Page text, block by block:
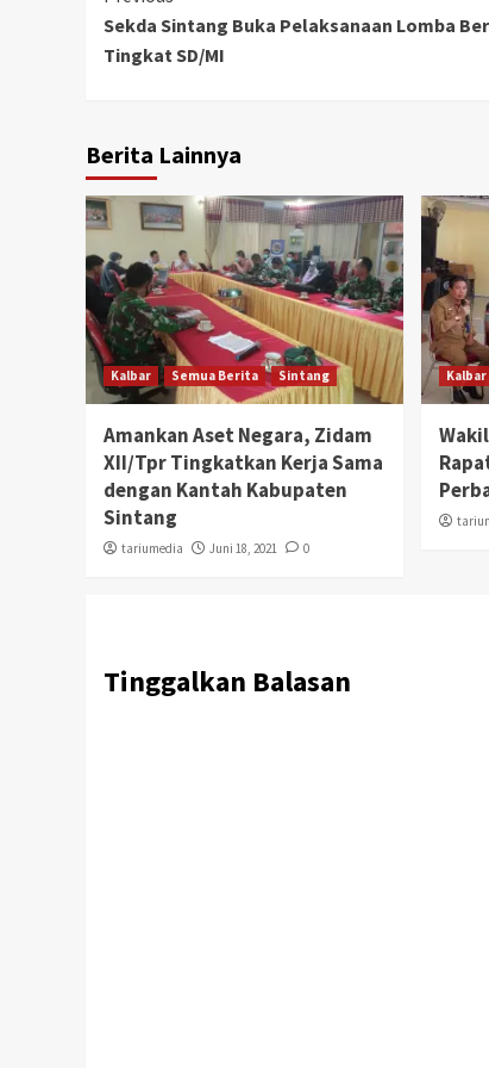
Reading
Sekda Sintang Buka Pelaksanaan Lomba
Tingkat SD/MI
Berita Lainnya
Kalbar Semua Berita Sintang
Amankan Aset Negara, Zidam
XII/Tpr Tingkatkan Kerja Sama
dengan Kantah Kabupaten
Sintang
tariumedia Juni 18, 2021 0
Kalbar
Tinggalkan Balasan